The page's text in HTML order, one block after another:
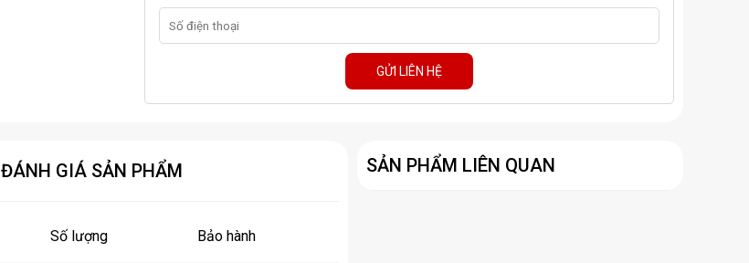
GỬI LIÊN HỆ
ĐÁNH GIÁ SẢN PHẨM
Số lượng Bảo hành
SẢN PHẨM LIÊN QUAN